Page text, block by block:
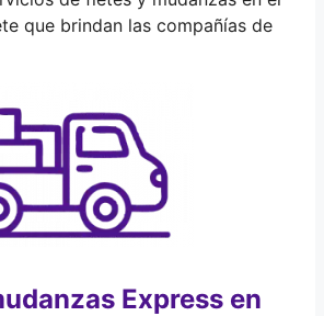
que brindan las compañías de
Express en